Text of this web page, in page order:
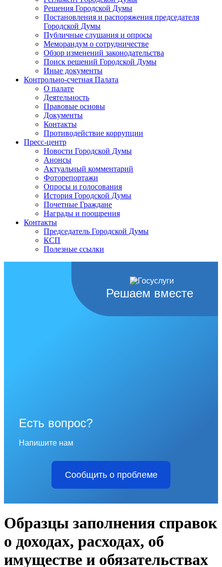
Решения Городской Думы
Постановления и распоряжения председателя
Городской Думы
Публичные слушания и опросы
Меморандум о сотрудничестве
Обзор изменений законодательства
Поиск решений Городской Думы
Иные документы
Контрольно-счетная Палата
О палате
Деятельность
Правовые основы
Документы
Контакты
Противодействие коррупции
Пресс-центр
Новости Городской Думы
Анонсы
Актуальный комментарий
Фоторепортажи
Опросы и голосования
История Городской Думы
Почетные Граждане
Награды и поощрения
Контакты
Председатель Городской Думы
КСП
Полезные ссылки
Решаем вместе
Есть вопрос?
Напишите нам
Сообщить о проблеме
Образцы заполнения справок
о доходах, расходах, об
имуществе и обязательствах